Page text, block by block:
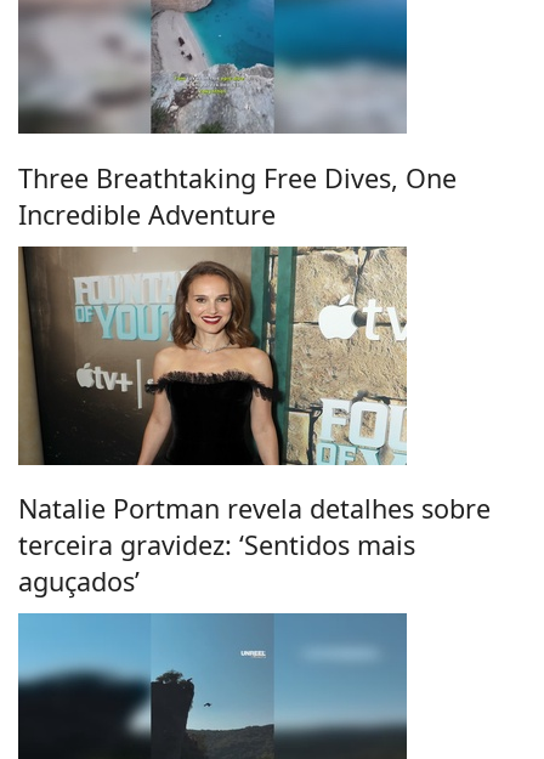
Three Breathtaking Free Dives, One
Incredible Adventure
Natalie Portman revela detalhes sobre
terceira gravidez: ‘Sentidos mais
aguçados’